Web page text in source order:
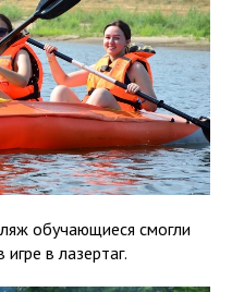
обучающиеся смогли
в лазертаг.